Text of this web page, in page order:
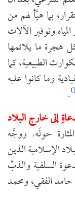
بما هيَّأ لهم من
وتوفير الآلات
هجرة ما يلائمها
الطبيعية، كما
وما كانوا عليه
)
.
إلى خارج البلاد
حولَه. ووجَّه
الإسلامية الذين
السلفية والذبِّ
الفقي، ومحمد